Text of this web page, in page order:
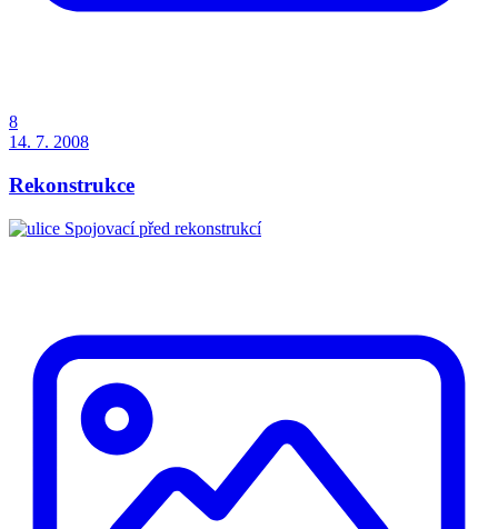
8
14. 7. 2008
Rekonstrukce